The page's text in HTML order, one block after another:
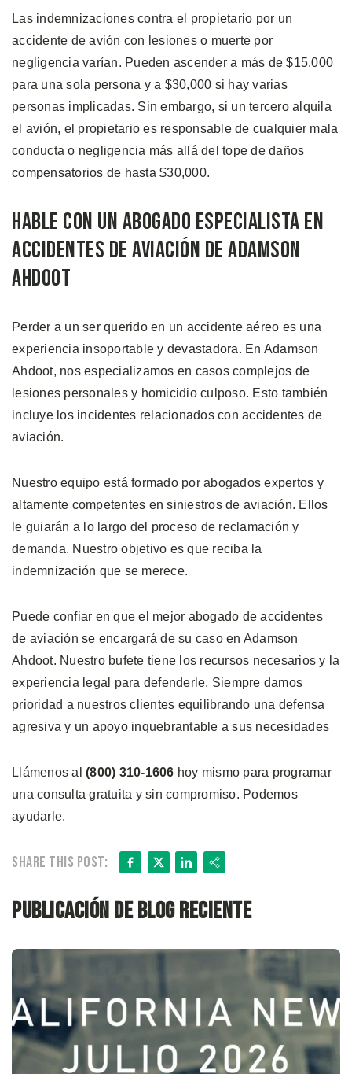
Las indemnizaciones contra el propietario por un
accidente de avión con lesiones o muerte por
negligencia varían. Pueden ascender a más de $15,000
para una sola persona y a $30,000 si hay varias
personas implicadas. Sin embargo, si un tercero alquila
el avión, el propietario es responsable de cualquier mala
conducta o negligencia más allá del tope de daños
compensatorios de hasta $30,000.
Hable con un Abogado Especialista en
Accidentes de Aviación de Adamson
Ahdoot
Perder a un ser querido en un accidente aéreo es una
experiencia insoportable y devastadora. En Adamson
Ahdoot, nos especializamos en casos complejos de
lesiones personales y homicidio culposo. Esto también
incluye los incidentes relacionados con accidentes de
aviación.
Nuestro equipo está formado por abogados expertos y
altamente competentes en siniestros de aviación. Ellos
le guiarán a lo largo del proceso de reclamación y
demanda. Nuestro objetivo es que reciba la
indemnización que se merece.
Puede confiar en que el mejor abogado de accidentes
de aviación se encargará de su caso en Adamson
Ahdoot. Nuestro bufete tiene los recursos necesarios y la
experiencia legal para defenderle. Siempre damos
prioridad a nuestros clientes equilibrando una defensa
agresiva y un apoyo inquebrantable a sus necesidades
Llámenos al (800) 310-1606 hoy mismo para programar
una consulta gratuita y sin compromiso. Podemos
ayudarle.
Share this post: Facebook
X LinkedIn
Share
Publicación de blog reciente